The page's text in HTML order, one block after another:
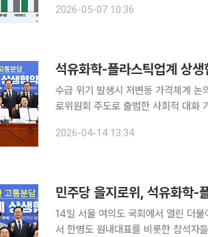
공급가를 다시 올리고 있다. 3~4월
2026-05-07 10:36
석유화학-플라스틱업계 상
수급 위기 발생시 저변동 가격체계 논의석화
로위원회 주도로 출범한 사회적 대화
복을 위한 고통 분담, 석유화학·플라
2026-04-14 13:34
민주당 을지로위, 석유화학-
14일 서울 여의도 국회에서 열린 더
서 한병도 원내대표를 비롯한 참석자